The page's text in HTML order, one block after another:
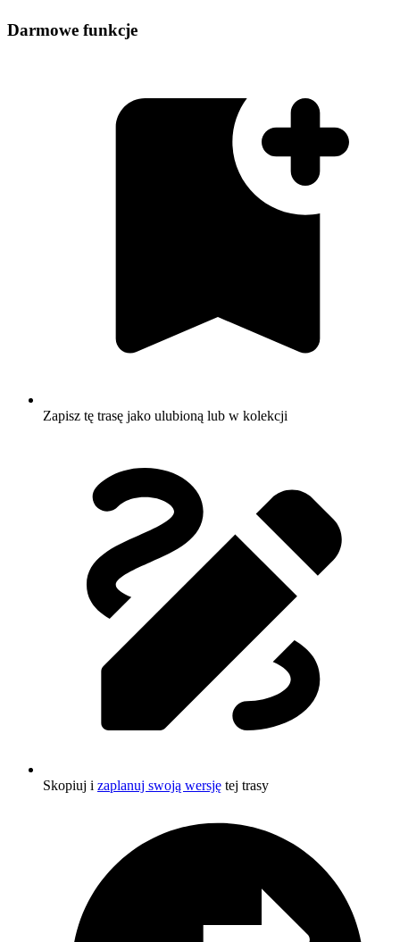
Darmowe funkcje
Zapisz tę trasę jako ulubioną lub w kolekcji
Skopiuj i zaplanuj swoją wersję tej trasy